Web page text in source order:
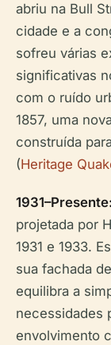
abriu na Bull
cidade e a
sofreu várias
significativas
com o ruído
1857, uma
construída
(Heritage
1931–Presente:
projetada por
1931 e 1933.
sua fachada
equilibra a
necessidades
envolvimento